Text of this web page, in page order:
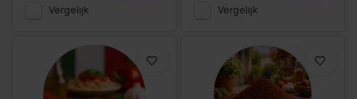
Vergelijk Vergelijk